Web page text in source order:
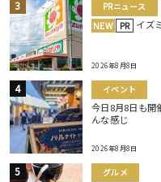
PRニュース
NEW PR イズ
2026年8月8日
イベント
今日8月8日も開
んな感じ
2026年8月8日
グルメ